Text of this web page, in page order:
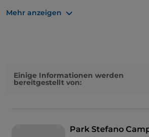
Bronzeboote, Ölzeichnungen,
Mehr anzeigen
Einige Informationen werden
bereitgestellt von:
Park Stefano